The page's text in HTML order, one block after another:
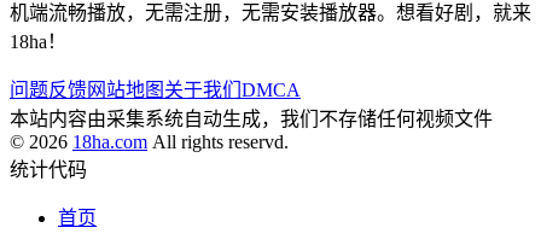
机端流畅播放，无需注册，无需安装播放器。想看好剧，就来
18ha！
问题反馈网站地图 关于我们 DMCA
本站内容由采集系统自动生成，我们不存储任何视频文件
© 2026 18ha.com All rights reservd.
统计代码
首页